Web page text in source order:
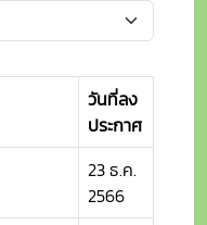
วันที่ลง
ประกาศ
23 ธ.ค.
2566